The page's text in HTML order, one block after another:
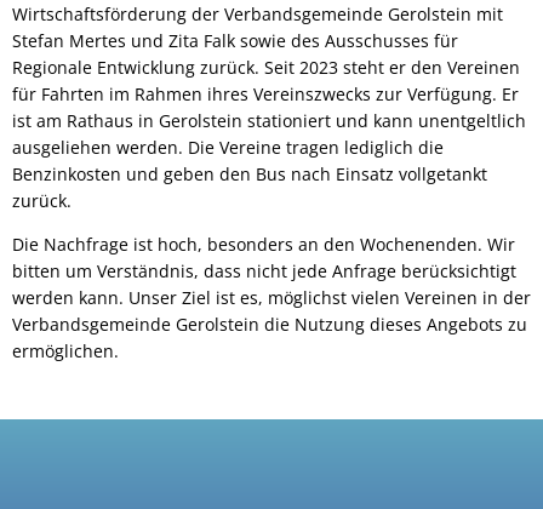
Wirtschaftsförderung der Verbandsgemeinde Gerolstein mit
Stefan Mertes und Zita Falk sowie des Ausschusses für
Regionale Entwicklung zurück. Seit 2023 steht er den Vereinen
für Fahrten im Rahmen ihres Vereinszwecks zur Verfügung. Er
ist am Rathaus in Gerolstein stationiert und kann unentgeltlich
ausgeliehen werden. Die Vereine tragen lediglich die
Benzinkosten und geben den Bus nach Einsatz vollgetankt
zurück.
Die Nachfrage ist hoch, besonders an den Wochenenden. Wir
bitten um Verständnis, dass nicht jede Anfrage berücksichtigt
werden kann. Unser Ziel ist es, möglichst vielen Vereinen in der
Verbandsgemeinde Gerolstein die Nutzung dieses Angebots zu
ermöglichen.